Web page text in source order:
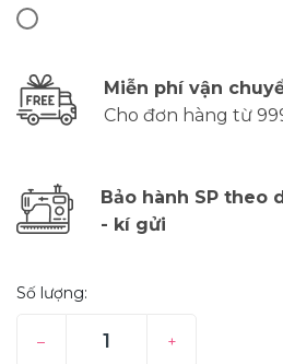
Miễn phí vận
Cho đơn hàng từ
Bảo hành SP theo
- kí gửi
Số lượng:
– +